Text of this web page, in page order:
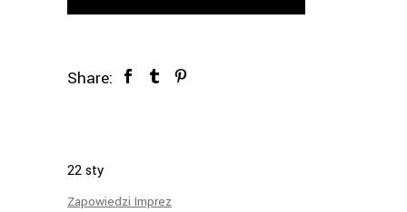
Share:
22sty
Zapowiedzi Imprez